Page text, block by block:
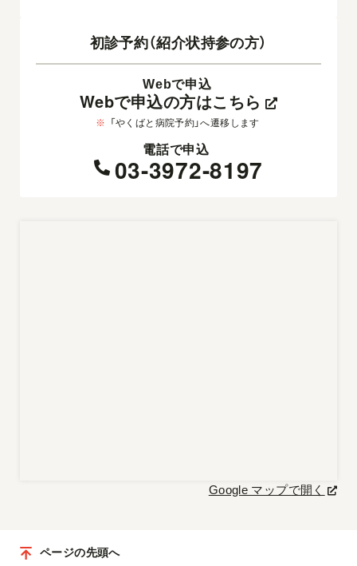
初診予約（紹介状持参の方）
Webで申込
Webで申込の方はこちら
※ 「やくばと病院予約」へ遷移します
電話で申込
03-3972-8197
Google マップで開く
ページの先頭へ